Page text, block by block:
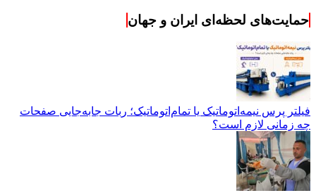
حمایت‌های لحظه‌ای ایران و جهان
فیلتر پرس نیمه‌اتوماتیک یا تمام‌اتوماتیک؛ ربات جابه‌جایی صفحات
چه زمانی لازم است؟